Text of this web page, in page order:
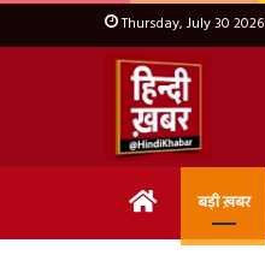
Thursday, July 30 2026
Home बड़ी ख़बर